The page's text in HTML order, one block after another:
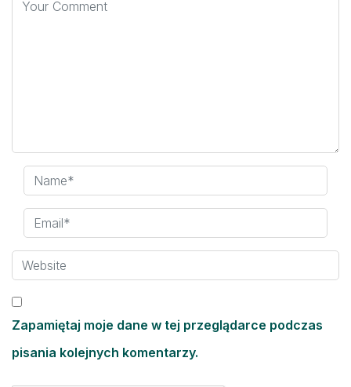
Zapamiętaj moje dane w tej przeglądarce podczas
pisania kolejnych komentarzy.